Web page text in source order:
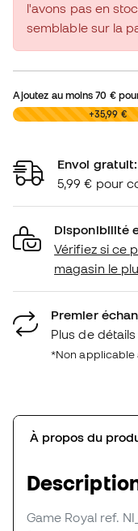
l'avons pas en
semblable sur la
Ajoutez au moins70 €
0,00 € +35,99 €
Envoi
5,99 € pour
Disponibilité
Vérifiez si ce
magasin le
Premier
Plus de
*Non applicable
À propos du
Game Royal ref.